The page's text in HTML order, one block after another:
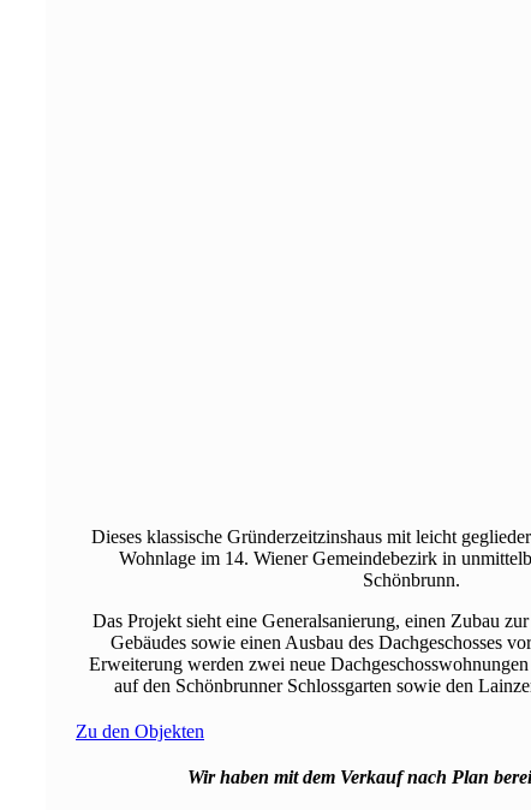
Dieses klassische Gründerzeitzinshaus mit leicht
Wohnlage im 14. Wiener Gemeindebezirk in
Schönbrunn.
Das Projekt sieht eine Generalsanierung, einen Zubau zur
Gebäudes sowie einen Ausbau des Dachgeschosses
Erweiterung werden zwei neue
auf den Schönbrunner Schlossgarten sowie den
Zu den Objekten
Wir haben mit dem Verkauf nach Plan